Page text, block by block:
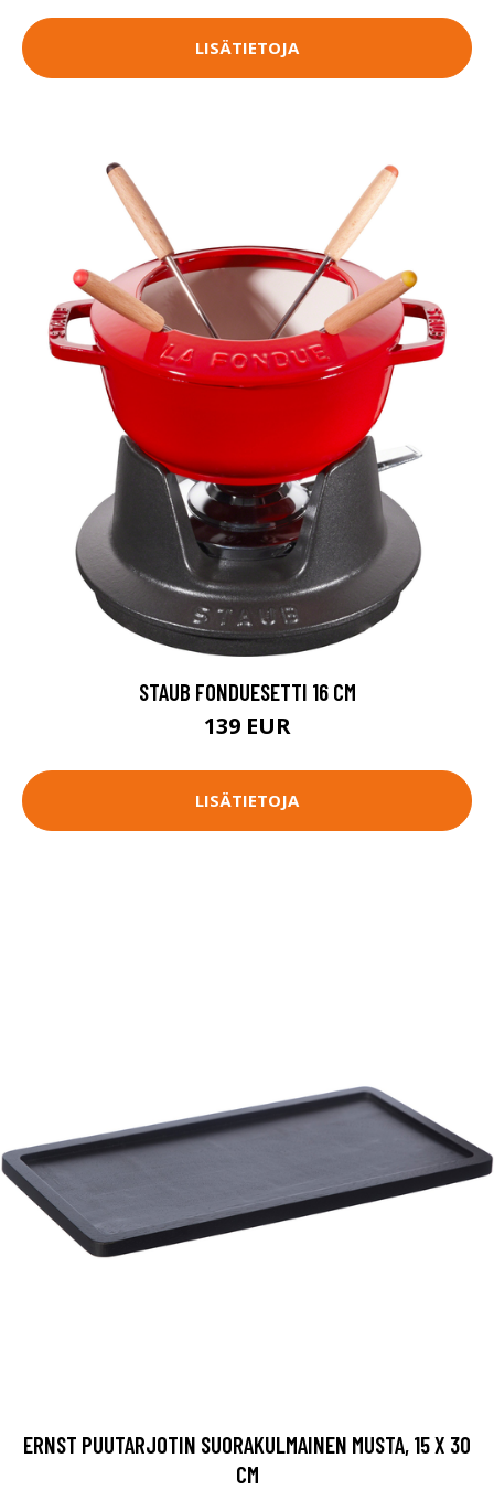
LISÄTIETOJA
STAUB FONDUESETTI 16 CM
139 EUR
LISÄTIETOJA
ERNST PUUTARJOTIN SUORAKULMAINEN MUSTA, 15 X 30
CM